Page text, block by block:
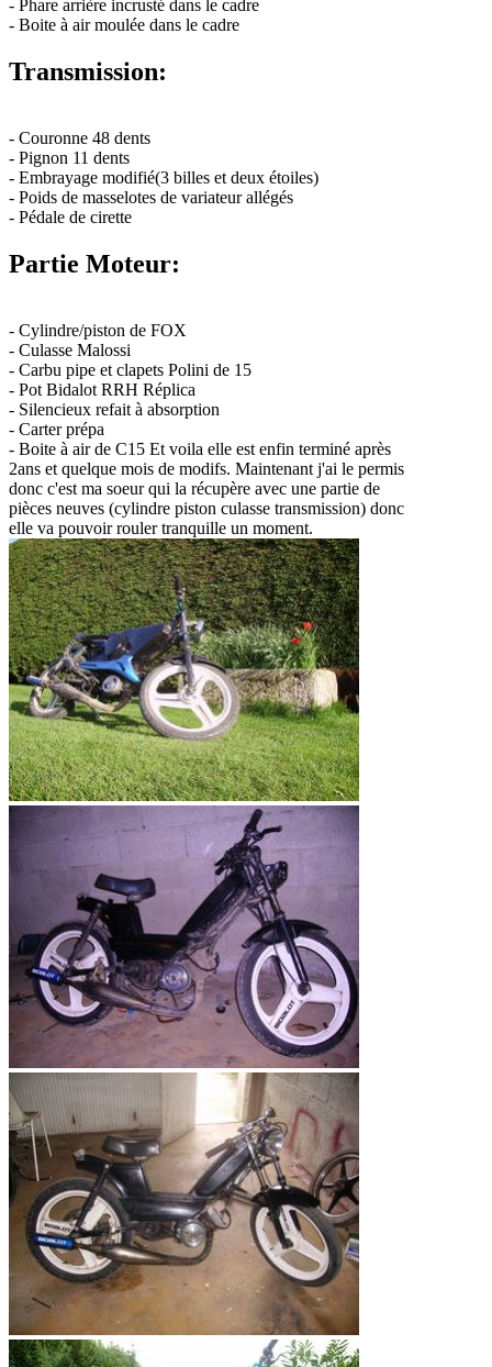
- Phare arrière incrusté dans le cadre
- Boite à air moulée dans le cadre
Transmission:
- Couronne 48 dents
- Pignon 11 dents
- Embrayage modifié(3 billes et deux étoiles)
- Poids de masselotes de variateur allégés
- Pédale de cirette
Partie Moteur:
- Cylindre/piston de FOX
- Culasse Malossi
- Carbu pipe et clapets Polini de 15
- Pot Bidalot RRH Réplica
- Silencieux refait à absorption
- Carter prépa
- Boite à air de C15 Et voila elle est enfin terminé après
2ans et quelque mois de modifs. Maintenant j'ai le permis
donc c'est ma soeur qui la récupère avec une partie de
pièces neuves (cylindre piston culasse transmission) donc
elle va pouvoir rouler tranquille un moment.